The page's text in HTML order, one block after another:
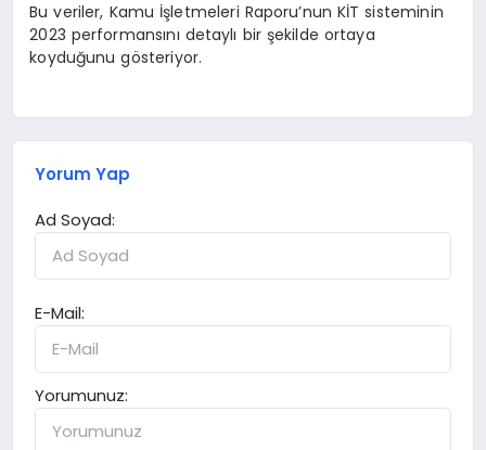
Bu veriler, Kamu İşletmeleri Raporu’nun KİT sisteminin
2023 performansını detaylı bir şekilde ortaya
koyduğunu gösteriyor.
Yorum Yap
Ad Soyad:
E-Mail:
Yorumunuz: